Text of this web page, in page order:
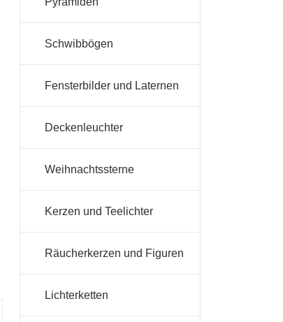
Schwibbögen
Fensterbilder und Laternen
Deckenleuchter
Weihnachtssterne
Kerzen und Teelichter
Räucherkerzen und Figuren
Lichterketten